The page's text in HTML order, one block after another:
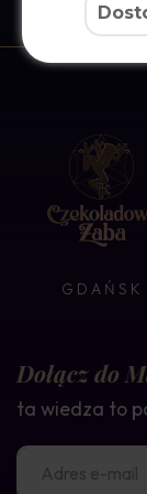
GDAŃSK
Dołącz do
ta wiedza to